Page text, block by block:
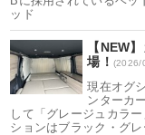
ッド
【NEW
場！ (2026/
現在オグ
ンターカ
して「グレージュカラ
ションはブラック・グレ